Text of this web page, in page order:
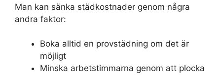
Man kan sänka städkostnader genom några
andra faktor:
Boka alltid en provstädning om det är
möjligt
Minska arbetstimmarna genom att plocka